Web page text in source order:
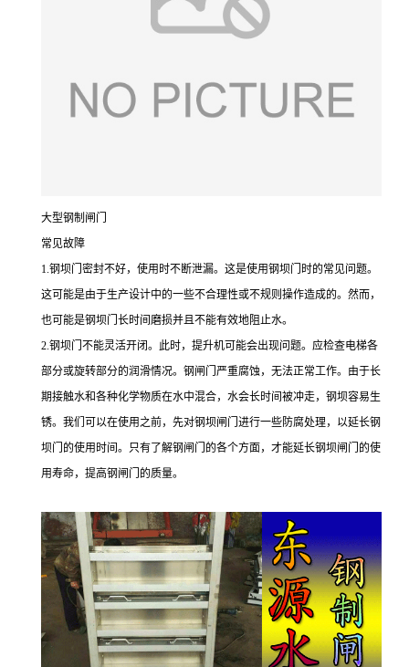
大型钢制闸门
常见故障
1.钢坝门密封不好，使用时不断泄漏。这是使用钢坝门时的常见问题。
这可能是由于生产设计中的一些不合理性或不规则操作造成的。然而，
也可能是钢坝门长时间磨损并且不能有效地阻止水。
2.钢坝门不能灵活开闭。此时，提升机可能会出现问题。应检查电梯各
部分或旋转部分的润滑情况。钢闸门严重腐蚀，无法正常工作。由于长
期接触水和各种化学物质在水中混合，水会长时间被冲走，钢坝容易生
锈。我们可以在使用之前，先对钢坝闸门进行一些防腐处理，以延长钢
坝门的使用时间。只有了解钢闸门的各个方面，才能延长钢坝闸门的使
用寿命，提高钢闸门的质量。